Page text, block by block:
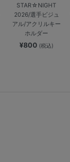
STAR☆NIGHT
2026/選手ビジュ
アル/アクリルキー
ホルダー
¥800 (税込)